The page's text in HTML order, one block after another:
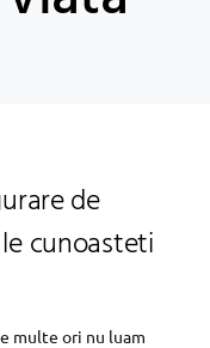
de
cunoasteti
multe ori nu luam